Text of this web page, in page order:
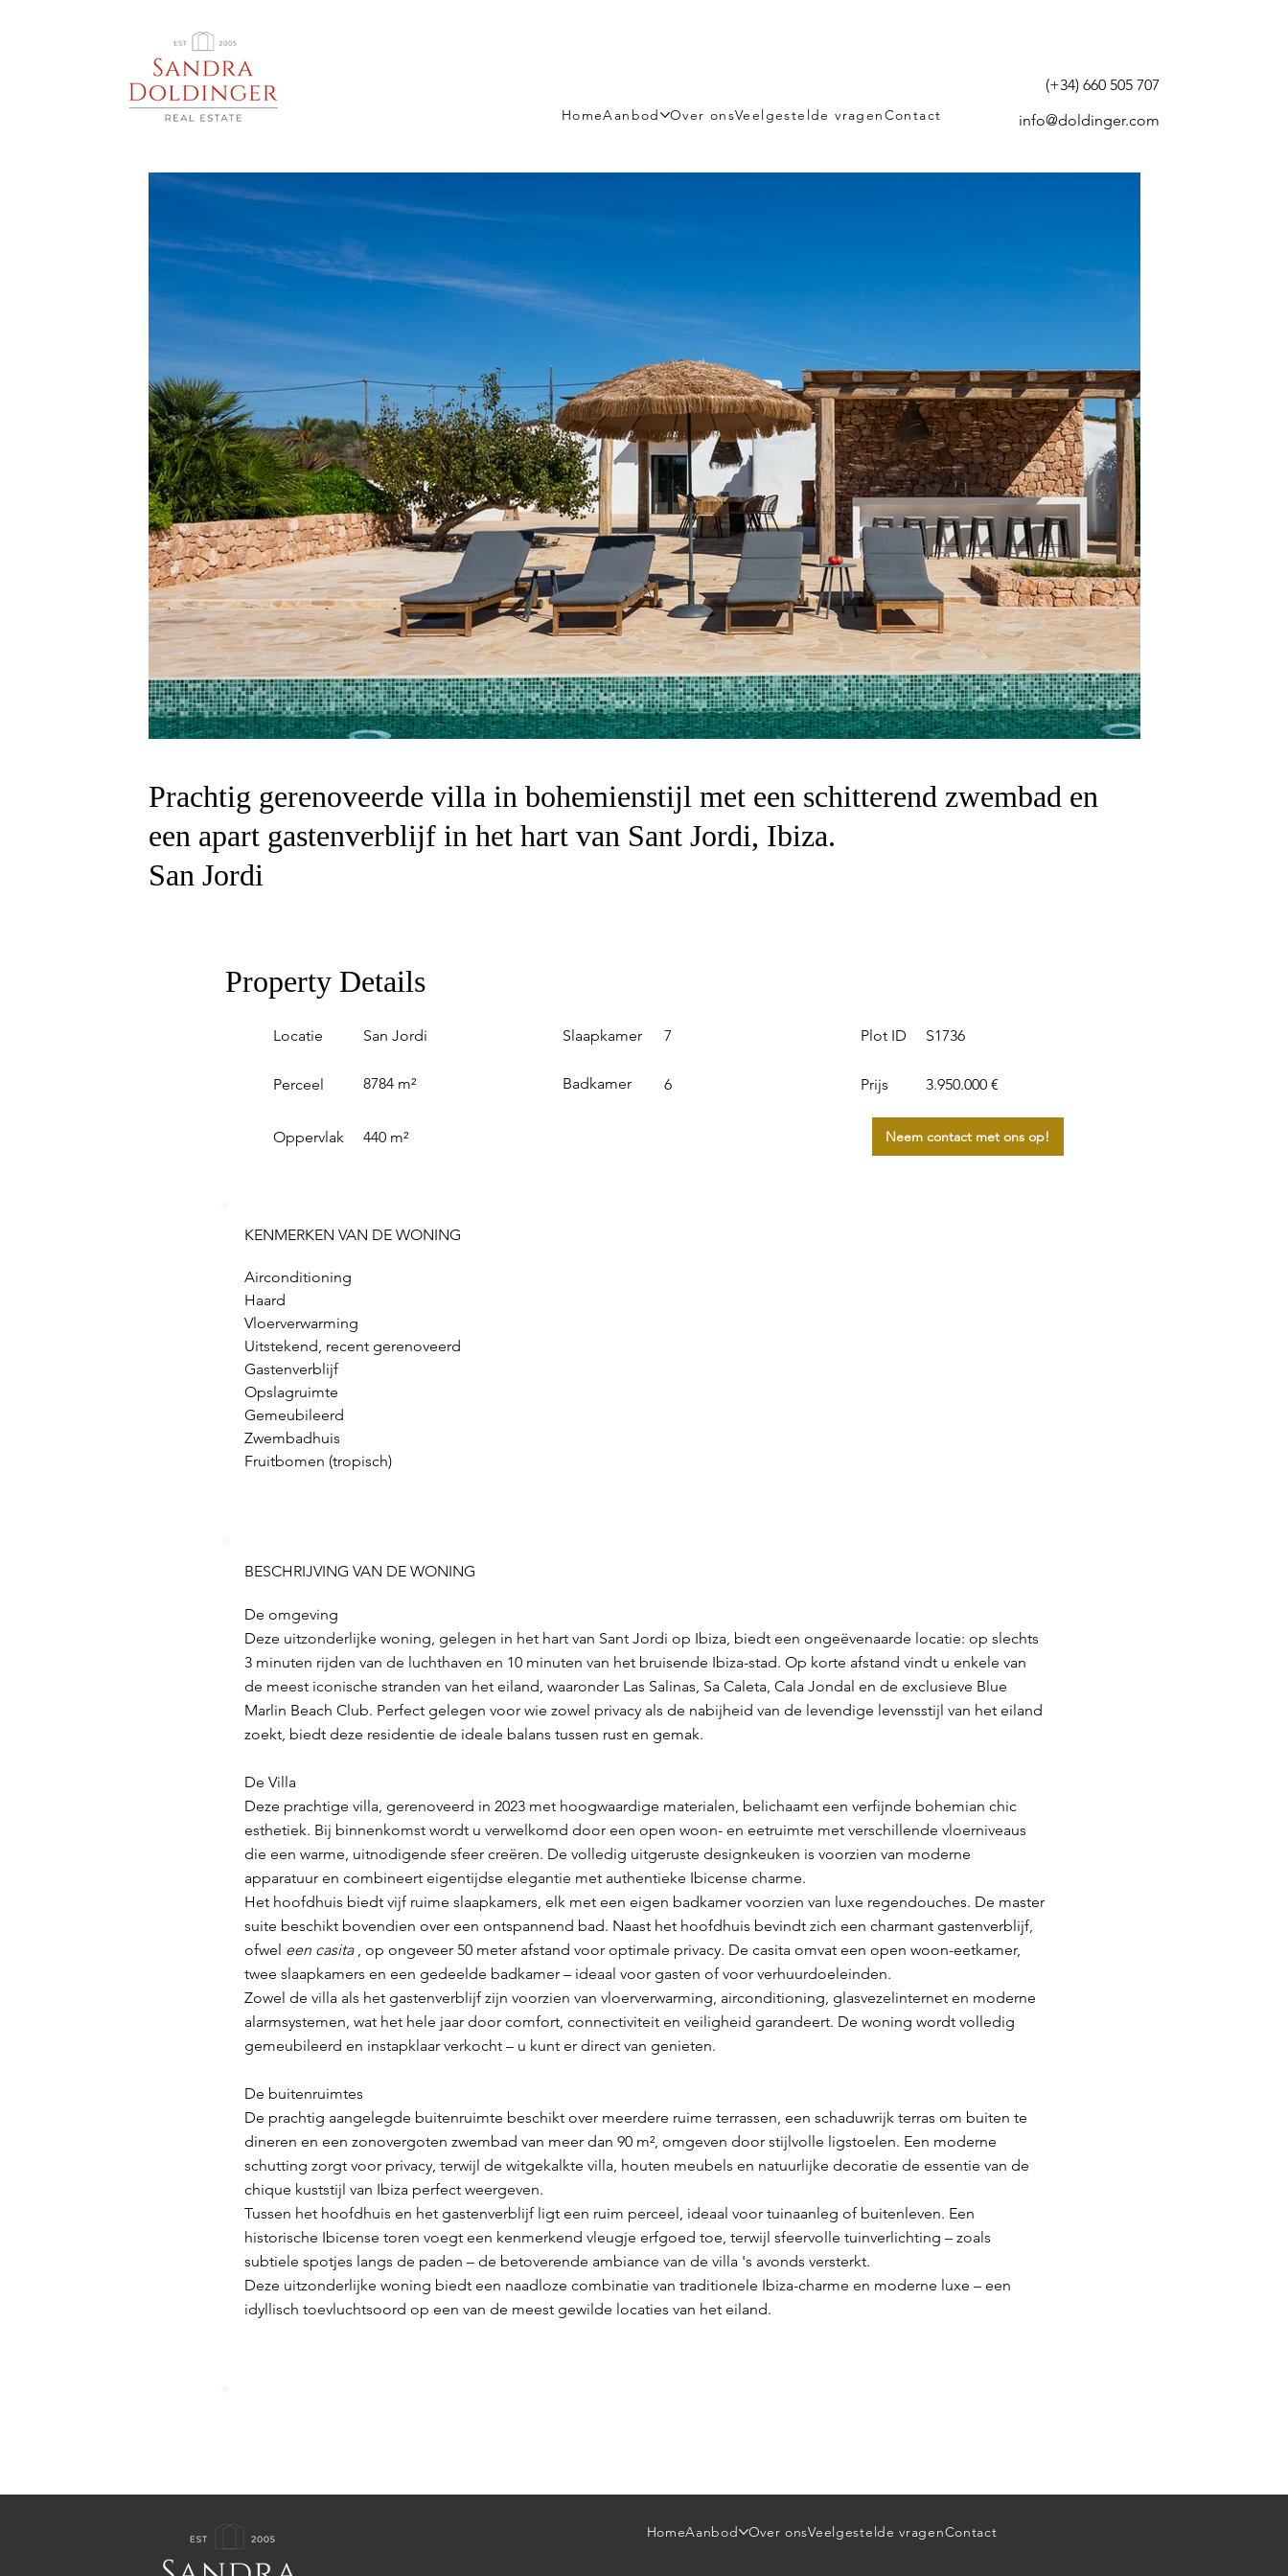
HomeAanbod Over onsVeelgestelde vragenContact info@doldinger.com
(+34) 660 505 707
Prachtig gerenoveerde villa in bohemienstijl met een schitterend zwembad en
een apart gastenverblijf in het hart van Sant Jordi, Ibiza.
San Jordi
Property Details
Locatie
Perceel
Oppervlak
San Jordi
8784 m²
440 m²
Slaapkamer
Badkamer
7
6
Plot ID
Prijs
S1736
3.950.000 €
Neem contact met ons op!
KENMERKEN VAN DE WONING
Airconditioning
Haard
Vloerverwarming
Uitstekend, recent gerenoveerd
Gastenverblijf
Opslagruimte
Gemeubileerd
Zwembadhuis
Fruitbomen (tropisch)
BESCHRIJVING VAN DE WONING
De omgeving
Deze uitzonderlijke woning, gelegen in het hart van Sant Jordi op Ibiza, biedt een ongeëvenaarde locatie: op slechts
3 minuten rijden van de luchthaven en 10 minuten van het bruisende Ibiza-stad. Op korte afstand vindt u enkele van
de meest iconische stranden van het eiland, waaronder Las Salinas, Sa Caleta, Cala Jondal en de exclusieve Blue
Marlin Beach Club. Perfect gelegen voor wie zowel privacy als de nabijheid van de levendige levensstijl van het eiland
zoekt, biedt deze residentie de ideale balans tussen rust en gemak.
De Villa
Deze prachtige villa, gerenoveerd in 2023 met hoogwaardige materialen, belichaamt een verfijnde bohemian chic
esthetiek. Bij binnenkomst wordt u verwelkomd door een open woon- en eetruimte met verschillende vloerniveaus
die een warme, uitnodigende sfeer creëren. De volledig uitgeruste designkeuken is voorzien van moderne
apparatuur en combineert eigentijdse elegantie met authentieke Ibicense charme.
Het hoofdhuis biedt vijf ruime slaapkamers, elk met een eigen badkamer voorzien van luxe regendouches. De master
suite beschikt bovendien over een ontspannend bad. Naast het hoofdhuis bevindt zich een charmant gastenverblijf,
ofwel een casita, op ongeveer 50 meter afstand voor optimale privacy. De casita omvat een open woon-eetkamer,
twee slaapkamers en een gedeelde badkamer – ideaal voor gasten of voor verhuurdoeleinden.
Zowel de villa als het gastenverblijf zijn voorzien van vloerverwarming, airconditioning, glasvezelinternet en moderne
alarmsystemen, wat het hele jaar door comfort, connectiviteit en veiligheid garandeert. De woning wordt volledig
gemeubileerd en instapklaar verkocht – u kunt er direct van genieten.
De buitenruimtes
De prachtig aangelegde buitenruimte beschikt over meerdere ruime terrassen, een schaduwrijk terras om buiten te
dineren en een zonovergoten zwembad van meer dan 90 m², omgeven door stijlvolle ligstoelen. Een moderne
schutting zorgt voor privacy, terwijl de witgekalkte villa, houten meubels en natuurlijke decoratie de essentie van de
chique kuststijl van Ibiza perfect weergeven.
Tussen het hoofdhuis en het gastenverblijf ligt een ruim perceel, ideaal voor tuinaanleg of buitenleven. Een
historische Ibicense toren voegt een kenmerkend vleugje erfgoed toe, terwijl sfeervolle tuinverlichting – zoals
subtiele spotjes langs de paden – de betoverende ambiance van de villa 's avonds versterkt.
Deze uitzonderlijke woning biedt een naadloze combinatie van traditionele Ibiza-charme en moderne luxe – een
idyllisch toevluchtsoord op een van de meest gewilde locaties van het eiland.
HomeAanbod Over onsVeelgestelde vragenContact